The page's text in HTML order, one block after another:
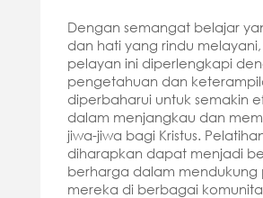
Dengan semangat belajar
dan hati yang rindu
pelayan ini diperlengkapi
pengetahuan dan
diperbaharui untuk semakin
dalam menjangkau dan
jiwa-jiwa bagi Kristus.
diharapkan dapat menjadi
berharga dalam mendukung
mereka di berbagai